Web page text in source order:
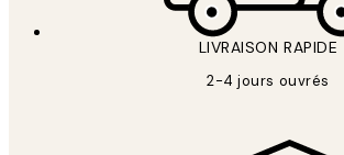
LIVRAISON RAPIDE
2-4 jours ouvrés